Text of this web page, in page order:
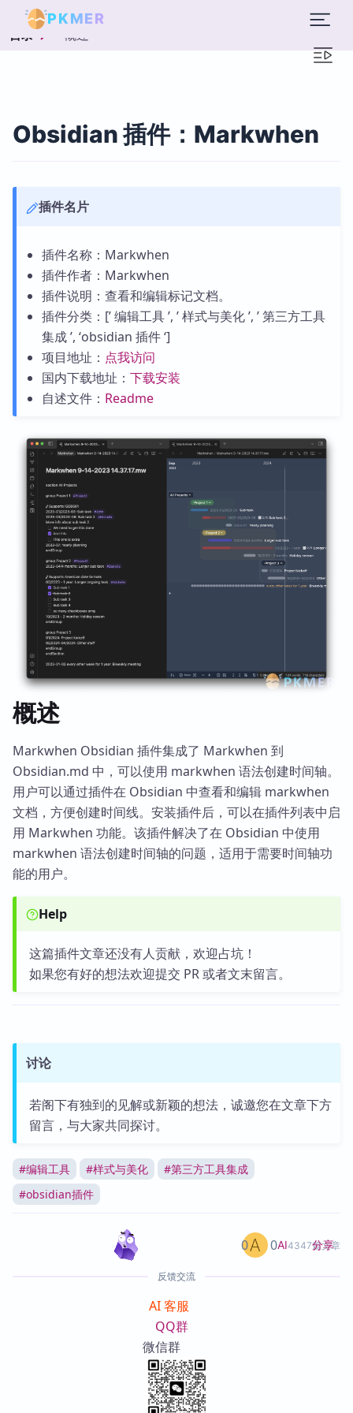
PKMER
目录 概述
Obsidian 插件：Markwhen
插件名片
插件名称：Markwhen
插件作者：Markwhen
插件说明：查看和编辑标记文档。
插件分类：[’ 编辑工具 ’, ’ 样式与美化 ’, ’ 第三方工具
集成 ’, ‘obsidian 插件 ‘]
项目地址： 点我访问
国内下载地址： 下载安装
自述文件： Readme
概述
Markwhen Obsidian 插件集成了 Markwhen 到
Obsidian.md 中，可以使用 markwhen 语法创建时间轴。
用户可以通过插件在 Obsidian 中查看和编辑 markwhen
文档，方便创建时间线。安装插件后，可以在插件列表中启
用 Markwhen 功能。该插件解决了在 Obsidian 中使用
markwhen 语法创建时间轴的问题，适用于需要时间轴功
能的用户。
Help
这篇插件文章还没有人贡献，欢迎占坑！
如果您有好的想法欢迎提交 PR 或者文末留言。
讨论
若阁下有独到的见解或新颖的想法，诚邀您在文章下方
留言，与大家共同探讨。
#编辑工具 #样式与美化 #第三方工具集成
#obsidian插件
AI4347篇文章
0 0 分享
反馈交流
AI 客服
QQ群
微信群